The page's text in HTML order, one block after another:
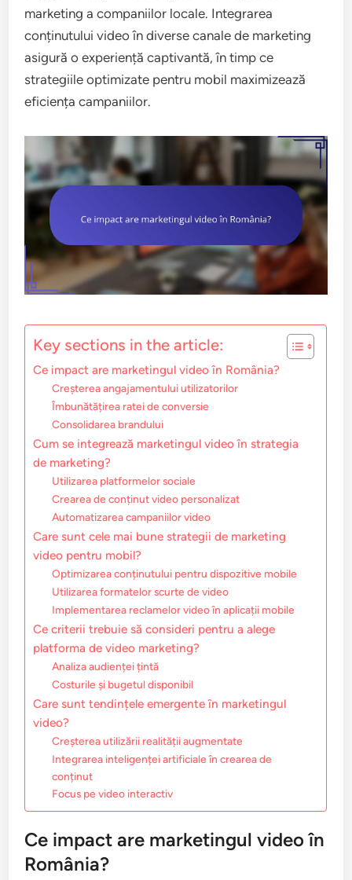
marketing a companiilor locale. Integrarea
conținutului video în diverse canale de marketing
asigură o experiență captivantă, în timp ce
strategiile optimizate pentru mobil maximizează
eficiența campaniilor.
Key sections in the article:
Ce impact are marketingul video în România?
Creșterea angajamentului utilizatorilor
Îmbunătățirea ratei de conversie
Consolidarea brandului
Cum se integrează marketingul video în strategia
de marketing?
Utilizarea platformelor sociale
Crearea de conținut video personalizat
Automatizarea campaniilor video
Care sunt cele mai bune strategii de marketing
video pentru mobil?
Optimizarea conținutului pentru dispozitive mobile
Utilizarea formatelor scurte de video
Implementarea reclamelor video în aplicații mobile
Ce criterii trebuie să consideri pentru a alege
platforma de video marketing?
Analiza audienței țintă
Costurile și bugetul disponibil
Care sunt tendințele emergente în marketingul
video?
Creșterea utilizării realității augmentate
Integrarea inteligenței artificiale în crearea de
conținut
Focus pe video interactiv
Ce impact are marketingul video în
România?